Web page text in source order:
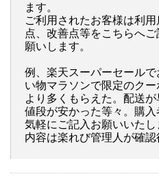
ます。
ご利用されたお客様は利
点、改善点等をこちらへ
願いします。
例、楽天スーパーセール
い物マラソンで限定のク
より多くもらえた。配送
値段が安かった等々。購
気軽にご記入お願いいた
内容は楽れび管理人が確認